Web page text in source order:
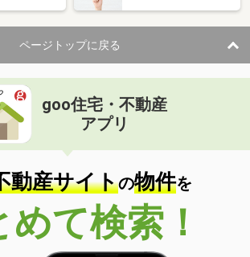
ページトップに戻る
goo住宅・不動産
アプリ
動産サイトの物件を
めて検索！